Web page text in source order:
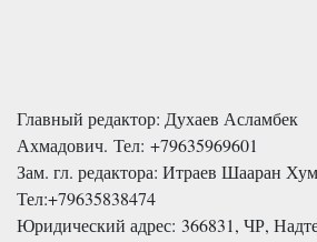
Главный редактор: Духаев Асламбек
Ахмадович. Тел: +79635969601
Зам. гл. редактора: Итраев Шааран
Тел:+79635838474
Юридический адрес: 366831, ЧР,